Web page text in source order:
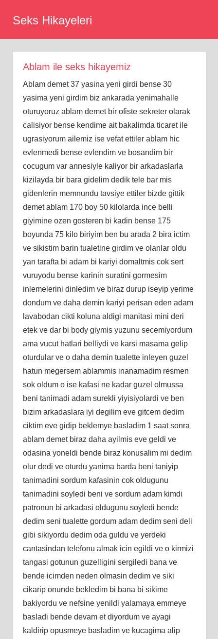
Seks Hikayeleri
Ablam ile seks hikayemiz
Ablam demet 37 yasina yeni girdi bense 30
yasima yeni girdim biz ankarada yenimahalle
oturuyoruz ablam demet bir ofiste sekreter olarak
calisiyor bense kendime ait bakalimda ticaret ile
ugrasiyorum ailemiz ise vefat ettiler ablam hic
evlenmedi bense evlendim ve bosandim bir
cocugum var annesiyle kaliyor bir arkadaslarla
kizilayda bir bara gidelim dedik tele bar mis
gidenlerin memnundu tavsiye ettiler bizde gittik
demet ablam 170 boy 50 kilolarda ince belli
giyimine ozen gosteren bi kadin bense 175
boyunda 75 kilo biriyim ben bu arada 2 bira ictim
ve sikistim barin tualetine girdim ve olanlar oldu
yan tarafta bi adam bi kariyi domaltmis cok sert
vuruyodu bense karinin suratini gormesim
inlemelerini dinledim ve biraz durup iseyip yerime
dondum ve daha demin kariyi perisan eden adam
lavabodan cikti koluna aldigi manitasi mini deri
etek ve dar bi body giymis yuzunu secemiyordum
ama vucut hatlari belliydi ve karsi masama gelip
oturdular ve o daha demin tualette inleyen guzel
hatun megersem ablammis inanamadim resmen
sok oldum o ise kafasi ne kadar guzel olmussa
beni tanimadi adam surekli yiyisiyolardi ve ben
bizim arkadaslara iyi degilim eve gitcem dedim
ciktim eve gidip beklemye basladim 1 saat sonra
ablam demet biraz daha ayilmis eve geldi ve
odasina yoneldi bende biraz konusalim mi dedim
olur dedi ve oturdu yanima barda beni taniyip
tanimadini sordum kafasinin cok oldugunu
tanimadini soyledi beni ve sordum adam kimdi
patronun bi arkadasi oldugunu soyledi bende
dedim seni tualette gordum adam dedim seni deli
gibi sikiyordu dedim oda guldu ve yerdeki
cantasindan telefonu almak icin egildi ve o kirmizi
tangasi gotunun guzelligini sergiledi bana ve
bende icimden neden olmasin dedim ve siki
cikarip onunde bekledim bi bana bi sikime
bakiyordu ve nefsine yenildi yalamaya emmeye
basladi bende devam et diyordum ve ayagi
kaldirip opusmeye basladim ve kucagima alip